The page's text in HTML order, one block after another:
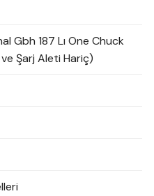
Gbh 187 Lı One Chuck
ve Şarj Aleti Hariç)